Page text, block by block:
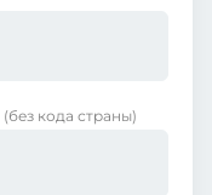
(без кода страны)